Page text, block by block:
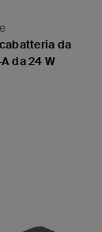
da
da 24 W